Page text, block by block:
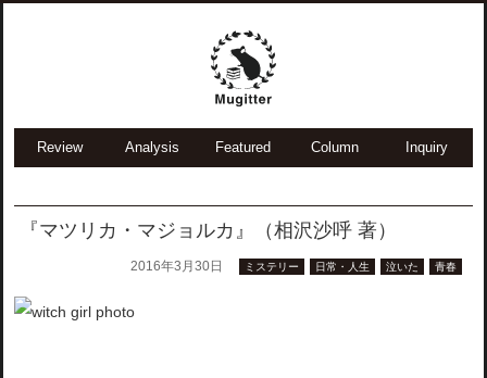
Review Analysis Featured Column Inquiry
『マツリカ・マジョルカ』（相沢沙呼 著）
2016年3月30日 ミステリー 日常・人生 泣いた 青春